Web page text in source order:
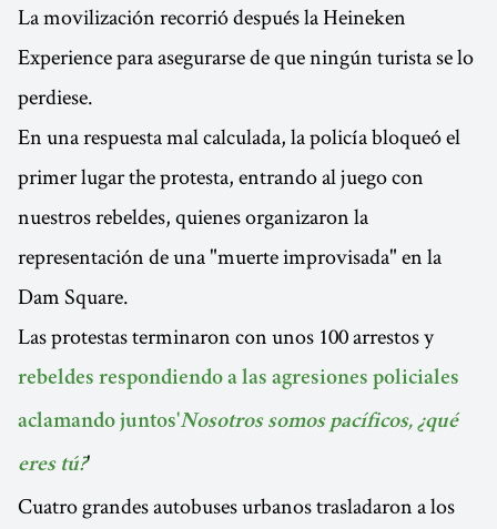
La movilización recorrió después la Heineken
Experience para asegurarse de que ningún turista se lo
perdiese.
En una respuesta mal calculada, la policía bloqueó el
primer lugar the protesta, entrando al juego con
nuestros rebeldes, quienes organizaron la
representación de una "muerte improvisada" en la
Dam Square.
Las protestas terminaron con unos 100 arrestos y
rebeldes respondiendo a las agresiones policiales
aclamando juntos'Nosotros somos pacíficos, ¿qué
eres tú?'
Cuatro grandes autobuses urbanos trasladaron a los